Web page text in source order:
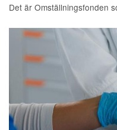
Det är Omställningsfonden